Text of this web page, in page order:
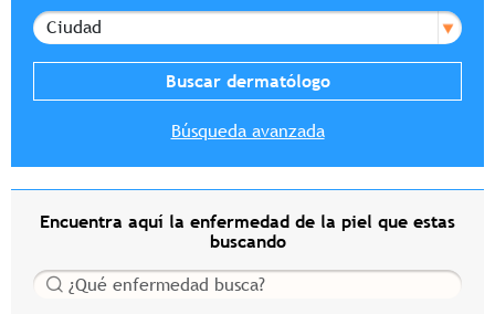
Ciudad
Búsqueda avanzada
Encuentra aquí la enfermedad de la piel que estas
buscando
Buscar